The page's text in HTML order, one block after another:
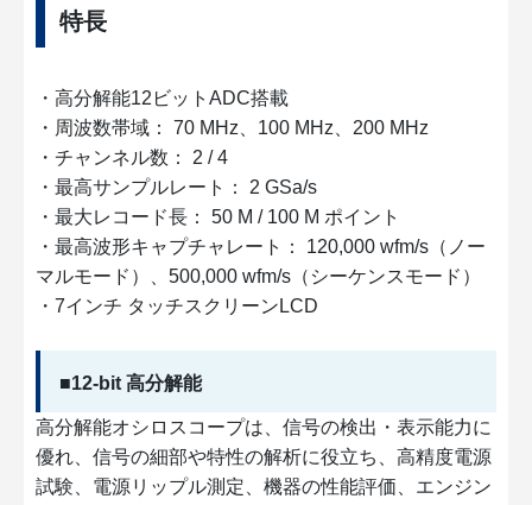
特長
・高分解能12ビットADC搭載
・周波数帯域： 70 MHz、100 MHz、200 MHz
・チャンネル数： 2 / 4
・最高サンプルレート： 2 GSa/s
・最大レコード長： 50 M / 100 M ポイント
・最高波形キャプチャレート： 120,000 wfm/s（ノー
マルモード）、500,000 wfm/s（シーケンスモード）
・7インチ タッチスクリーンLCD
■12-bit 高分解能
高分解能オシロスコープは、信号の検出・表示能力に
優れ、信号の細部や特性の解析に役立ち、高精度電源
試験、電源リップル測定、機器の性能評価、エンジン